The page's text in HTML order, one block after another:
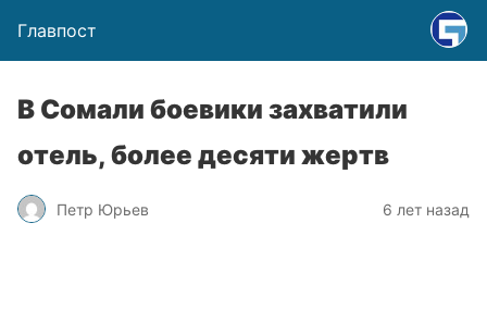
Главпост
В Сомали боевики захватили
отель, более десяти жертв
Петр Юрьев 6 лет назад